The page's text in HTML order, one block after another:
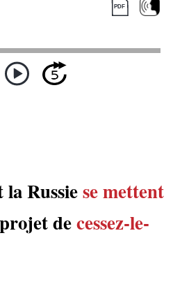
Russiese mettent
decessez-le-